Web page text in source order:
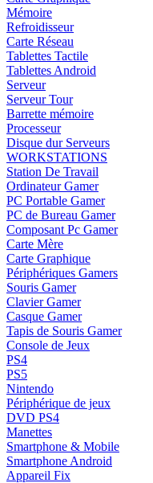
Mémoire
Refroidisseur
Carte Réseau
Tablettes Tactile
Tablettes Android
Serveur
Serveur Tour
Barrette mémoire
Processeur
Disque dur Serveurs
WORKSTATIONS
Station De Travail
Ordinateur Gamer
PC Portable Gamer
PC de Bureau Gamer
Composant Pc Gamer
Carte Mère
Carte Graphique
Périphériques Gamers
Souris Gamer
Clavier Gamer
Casque Gamer
Tapis de Souris Gamer
Console de Jeux
PS4
PS5
Nintendo
Périphérique de jeux
DVD PS4
Manettes
Smartphone & Mobile
Smartphone Android
Appareil Fix